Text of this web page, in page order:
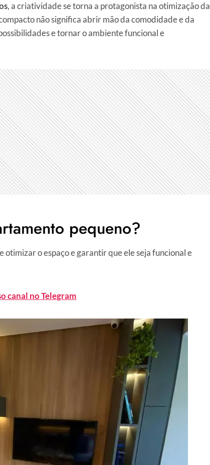
, a criatividade se torna a protagonista na otimização da
não significa abrir mão da comodidade e da
e tornar o ambiente funcional e
pequeno?
otimizar o espaço e garantir que ele seja funcional e
canal no Telegram